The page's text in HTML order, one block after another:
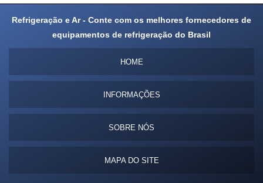
Refrigeração e Ar - Conte com os melhores fornecedores de
equipamentos de refrigeração do Brasil
HOME
INFORMAÇÕES
SOBRE NÓS
MAPA DO SITE